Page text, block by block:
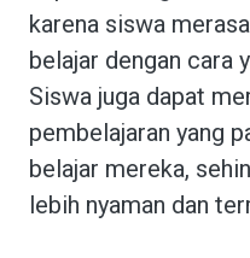
karena siswa
belajar dengan cara
Siswa juga dapat
pembelajaran yang
belajar mereka,
lebih nyaman dan